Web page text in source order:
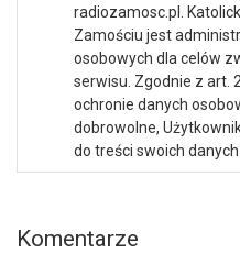
radiozamosc.pl.
Zamościu jest
osobowych dla celów
serwisu. Zgodnie z art.
ochronie danych
dobrowolne,
do treści swoich
Komentarze